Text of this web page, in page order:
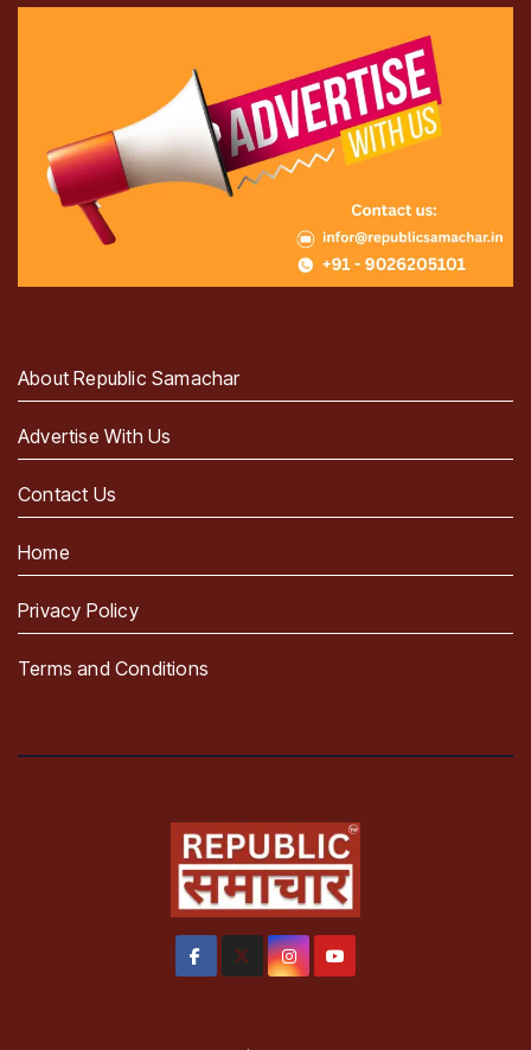
About Republic Samachar
Advertise With Us
Contact Us
Home
Privacy Policy
Terms and Conditions